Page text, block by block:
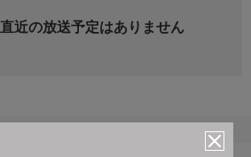
直近の放送予定はありません